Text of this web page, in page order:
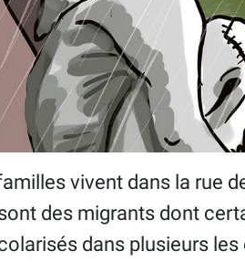
vivent dans la rue
des migrants dont
dans plusieurs les